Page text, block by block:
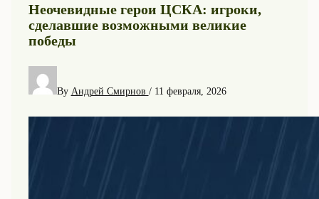
Неочевидные герои ЦСКА: игроки,
сделавшие возможными великие
победы
By Андрей Смирнов / 11 февраля, 2026